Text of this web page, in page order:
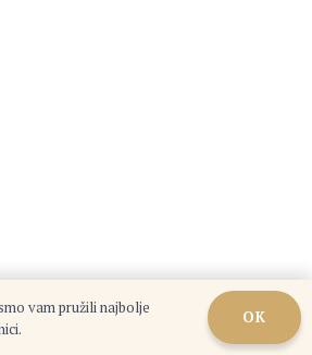
vam pružili najbolje
OK